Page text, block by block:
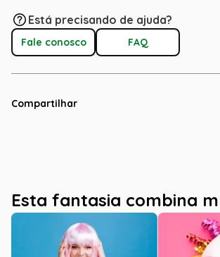
Está precisando de ajuda?
Fale conosco FAQ
Compartilhar
Esta fantasia combina